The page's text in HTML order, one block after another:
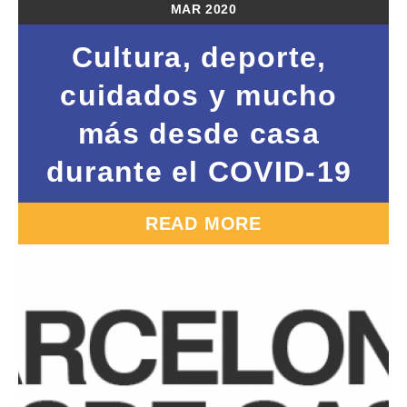
MAR 2020
Cultura, deporte,
cuidados y mucho
más desde casa
durante el COVID-19
READ MORE